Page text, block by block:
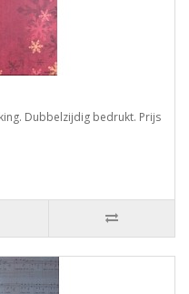
Dubbelzijdig bedrukt. Prijs